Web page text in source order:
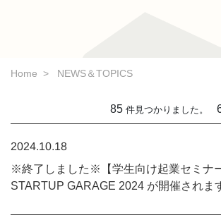
Home NEWS＆TOPICS
85 件見つかりました。
2024.10.18
※終了しました※【学生向け起業セミナ
STARTUP GARAGE 2024 が開催されま